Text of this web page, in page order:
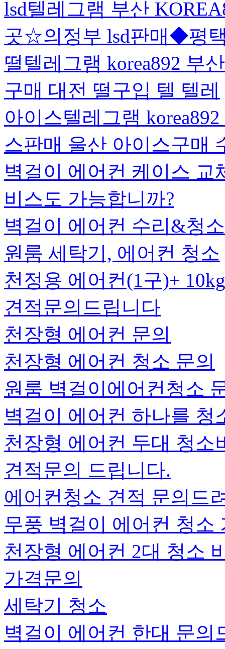
lsd텔레그램 부산
곳☆의정부 lsd판매◆평
떨텔레그램 korea892 부
구매 대전 떨구입 텔 텔레
아이스텔레그램
스판매 울산 아이스구매
벽걸이 에어컨 케이스 교
비스도 가능합니까?
벽걸이 에어컨 수리&청
원룸 세탁기, 에어컨 청소
천정용 에어컨(1구)+
견적문의드립니다
천장형 에어컨 문의
천장형 에어컨 청소 문의
원룸 벽걸이에어컨청소
벽걸이 에어컨 하나를 청
천장형 에어컨 두대 청소
견적문의 드립니다.
에어컨청소 견적 문의드
무풍 벽걸이 에어컨 청소
천장형 에어컨 2대 청소
가격문의
세탁기 청소
벽걸이 에어컨 한대 문의